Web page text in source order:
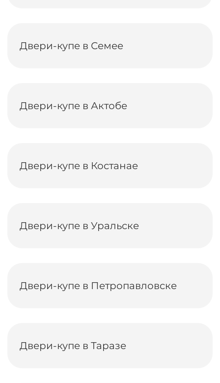
Двери-купе в Семее
Двери-купе в Актобе
Двери-купе в Костанае
Двери-купе в Уральске
Двери-купе в Петропавловске
Двери-купе в Таразе